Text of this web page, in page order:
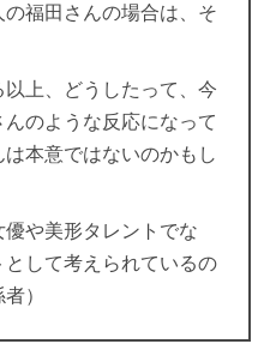
福田さんの場合は、そ
上、どうしたって、今
のような反応になって
本意ではないのかもし
や美形タレントでな
として考えられているの
）